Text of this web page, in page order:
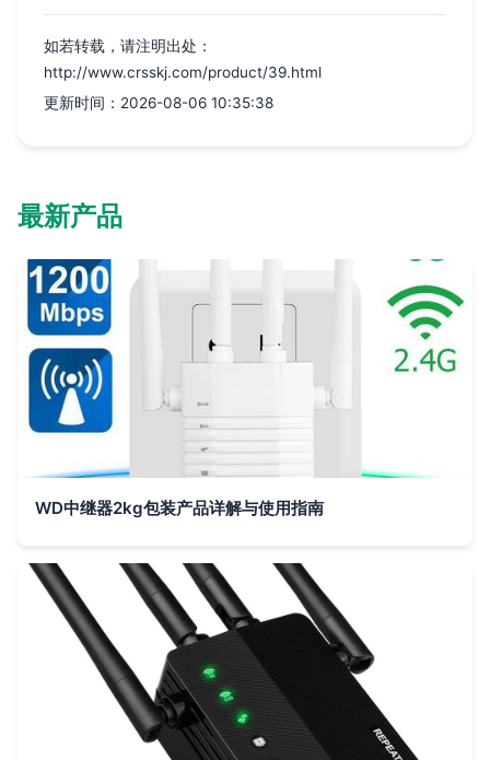
如若转载，请注明出处：
http://www.crsskj.com/product/39.html
更新时间：2026-08-06 10:35:38
最新产品
WD中继器2kg包装产品详解与使用指南